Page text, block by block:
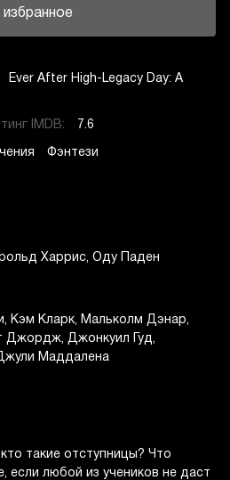
избранное
Ever After High-Legacy Day: A
IMDB: 7.6
Фэнтези
Харрис Оду Паден
Кэм Кларк
Мальколм Дэнар
Джордж Джонкуил Гуд
Маддалена
такие отступницы? Что
если любой из учеников не даст